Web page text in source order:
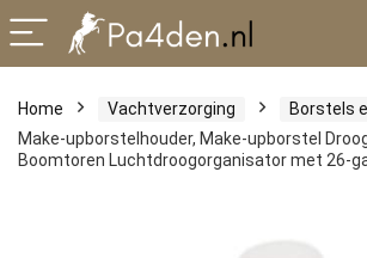
Home Vachtverzorging
Borstels
Make-upborstelhouder, Make-upborstel
Boomtoren Luchtdroogorganisator met 26-